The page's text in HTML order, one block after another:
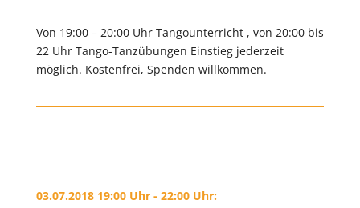
Von 19:00 – 20:00 Uhr Tangounterricht , von 20:00 bis
22 Uhr Tango-Tanzübungen Einstieg jederzeit
möglich. Kostenfrei, Spenden willkommen.
03.07.2018 19:00 Uhr - 22:00 Uhr: